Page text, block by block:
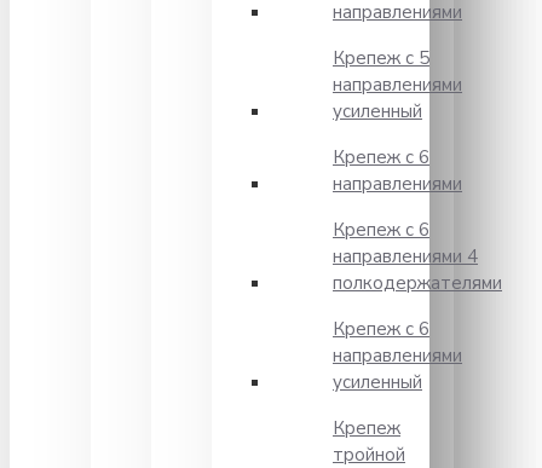
направлениями
Крепеж с 5
направлениями
усиленный
Крепеж с 6
направлениями
Крепеж с 6
направлениями 4
полкодержателями
Крепеж с 6
направлениями
усиленный
Крепеж
тройной